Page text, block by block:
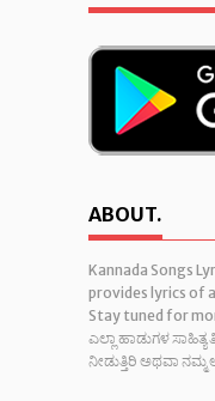
ABOUT.
Kannada Songs
provides lyrics of
Stay tuned for
ಎಲ್ಲಾ ಹಾಡುಗಳ
ನೀಡುತ್ತಿರಿ ಅಥವಾ